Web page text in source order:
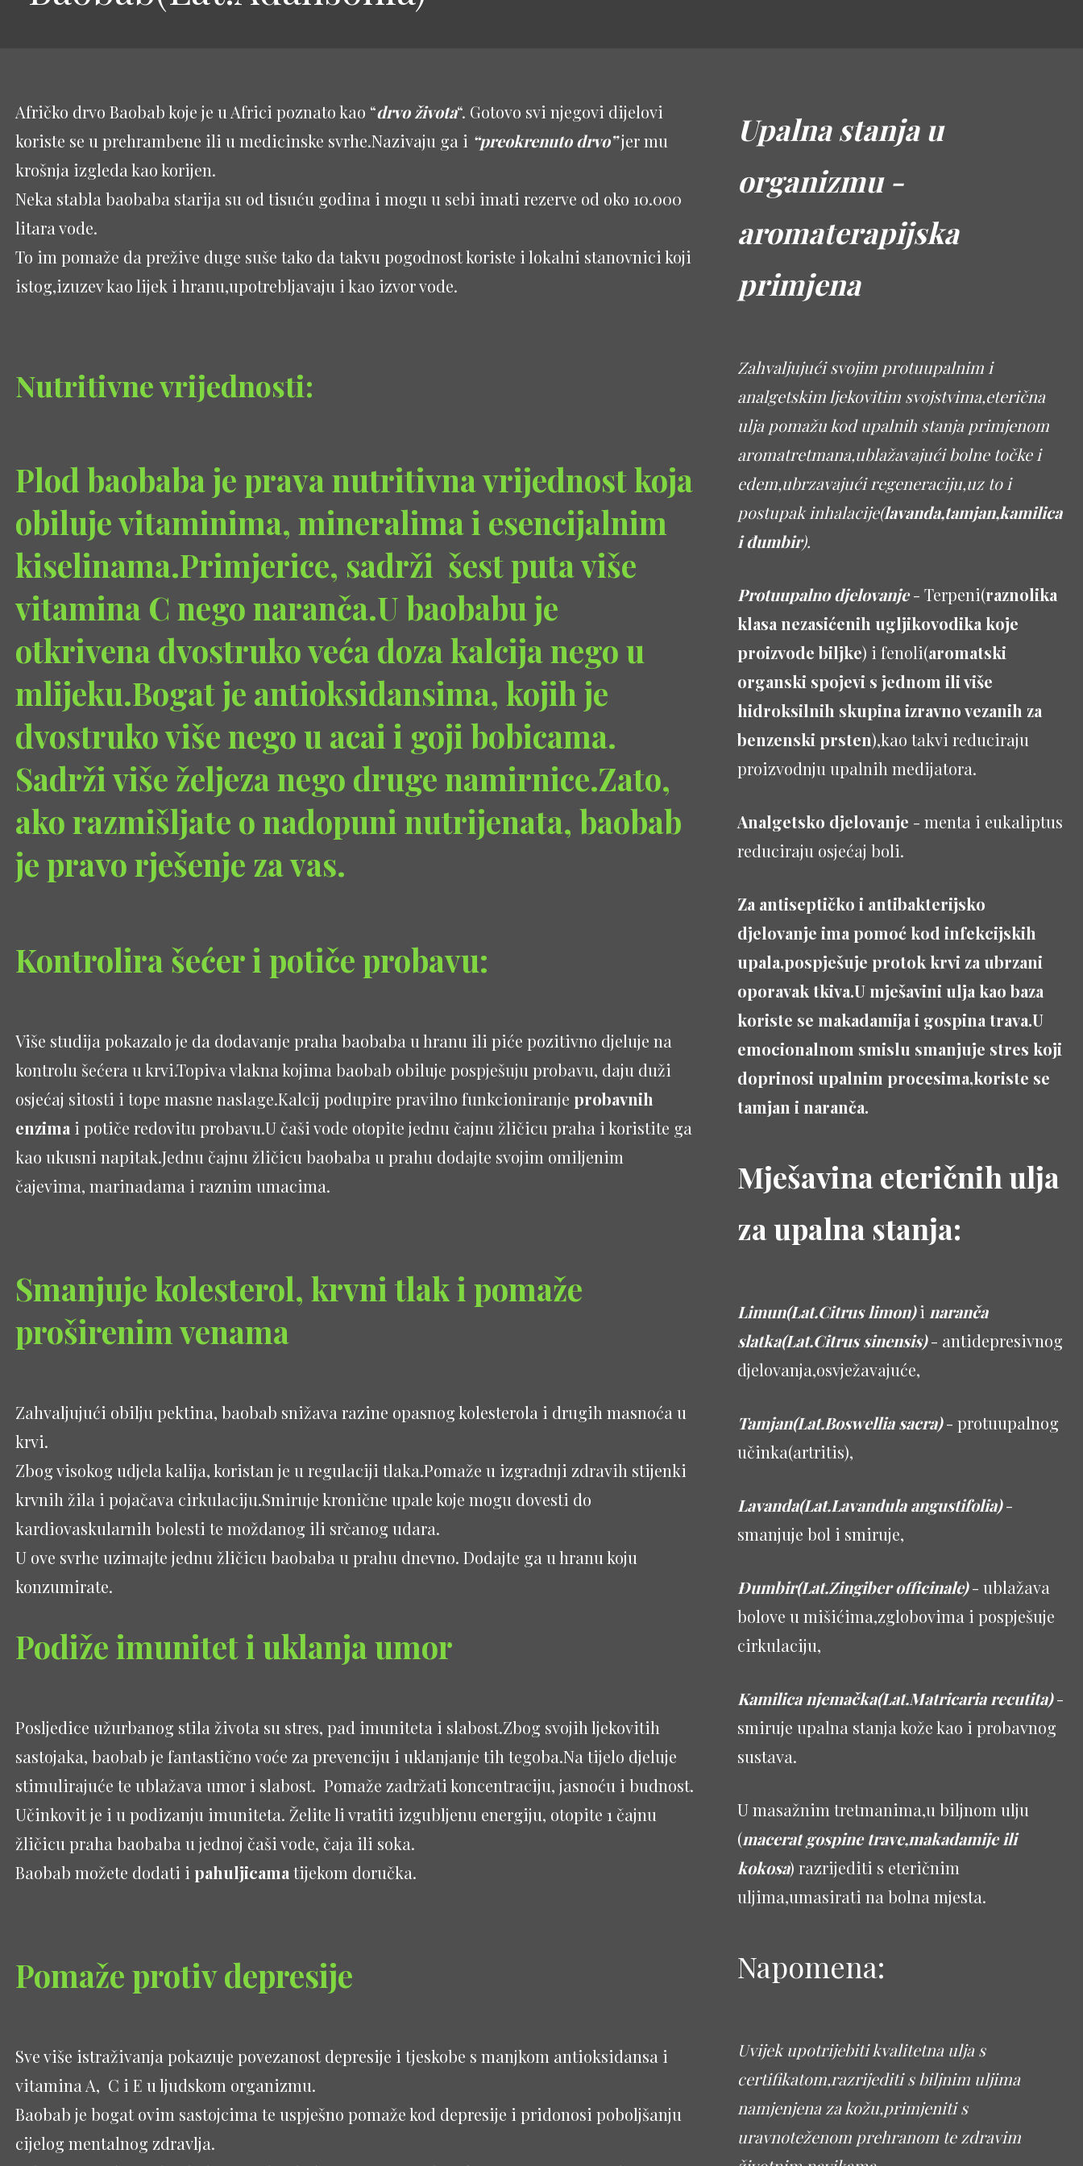
Afričko drvo Baobab koje je u Africi poznato kao “drvo života“. Gotovo svi njegovi dijelovi
koriste se u prehrambene ili u medicinske svrhe.Nazivaju ga i “preokrenuto drvo”jer mu
krošnja izgleda kao korijen.
Neka stabla baobaba starija su od tisuću godina i mogu u sebi imati rezerve od oko 10.000
litara vode.
To im pomaže da prežive duge suše tako da takvu pogodnost koriste i lokalni stanovnici koji
istog,izuzev kao lijek i hranu,upotrebljavaju i kao izvor vode.
Nutritivne vrijednosti:
Plod baobaba je prava nutritivna vrijednost koja
obiluje vitaminima, mineralima i esencijalnim
kiselinama.Primjerice, sadrži šest puta više
vitamina C nego naranča.U baobabu je
otkrivena dvostruko veća doza kalcija nego u
mlijeku.Bogat je antioksidansima, kojih je
dvostruko više nego u acai i goji bobicama.
Sadrži više željeza nego druge namirnice.Zato,
ako razmišljate o nadopuni nutrijenata, baobab
je pravo rješenje za vas.
Kontrolira šećer i potiče probavu:
Više studija pokazalo je da dodavanje praha baobaba u hranu ili piće pozitivno djeluje na
kontrolu šećera u krvi.Topiva vlakna kojima baobab obiluje pospješuju probavu, daju duži
osjećaj sitosti i tope masne naslage.Kalcij podupire pravilno funkcioniranje probavnih
enzima i potiče redovitu probavu.U čaši vode otopite jednu čajnu žličicu praha i koristite ga
kao ukusni napitak.Jednu čajnu žličicu baobaba u prahu dodajte svojim omiljenim
čajevima, marinadama i raznim umacima.
Smanjuje kolesterol, krvni tlak i pomaže
proširenim venama
Zahvaljujući obilju pektina, baobab snižava razine opasnog kolesterola i drugih masnoća u
krvi.
Zbog visokog udjela kalija, koristan je u regulaciji tlaka.Pomaže u izgradnji zdravih stijenki
krvnih žila i pojačava cirkulaciju.Smiruje kronične upale koje mogu dovesti do
kardiovaskularnih bolesti te moždanog ili srčanog udara.
U ove svrhe uzimajte jednu žličicu baobaba u prahu dnevno. Dodajte ga u hranu koju
konzumirate.
Podiže imunitet i uklanja umor
Posljedice užurbanog stila života su stres, pad imuniteta i slabost.Zbog svojih ljekovitih
sastojaka, baobab je fantastično voće za prevenciju i uklanjanje tih tegoba.Na tijelo djeluje
stimulirajuće te ublažava umor i slabost. Pomaže zadržati koncentraciju, jasnoću i budnost.
Učinkovit je i u podizanju imuniteta. Želite li vratiti izgubljenu energiju, otopite 1 čajnu
žličicu praha baobaba u jednoj čaši vode, čaja ili soka.
Baobab možete dodati i pahuljicama tijekom doručka.
Pomaže protiv depresije
Sve više istraživanja pokazuje povezanost depresije i tjeskobe s manjkom antioksidansa i
vitamina A, C i E u ljudskom organizmu.
Baobab je bogat ovim sastojcima te uspješno pomaže kod depresije i pridonosi poboljšanju
cijelog mentalnog zdravlja.
Upalna stanja u
organizmu -
aromaterapijska
primjena
Zahvaljujući svojim protuupalnim i
analgetskim ljekovitim svojstvima,eterična
ulja pomažu kod upalnih stanja primjenom
aromatretmana,ublažavajući bolne točke i
edem,ubrzavajući regeneraciju,uz to i
postupak inhalacije(lavanda,tamjan,kamilica
i đumbir).
Protuupalno djelovanje- Terpeni(raznolika
klasa nezasićenih ugljikovodika koje
proizvode biljke) i fenoli(aromatski
organski spojevi s jednom ili više
hidroksilnih skupina izravno vezanih za
benzenski prsten),kao takvi reduciraju
proizvodnju upalnih medijatora.
Analgetsko djelovanje - menta i eukaliptus
reduciraju osjećaj boli.
Za antiseptičko i antibakterijsko
djelovanje ima pomoć kod infekcijskih
upala,pospješuje protok krvi za ubrzani
oporavak tkiva.U mješavini ulja kao baza
koriste se makadamija i gospina trava.U
emocionalnom smislu smanjuje stres koji
doprinosi upalnim procesima,koriste se
tamjan i naranča.
Mješavina eteričnih ulja
za upalna stanja:
Limun(Lat.Citrus limon)i naranča
slatka(Lat.Citrus sinensis)- antidepresivnog
djelovanja,osvježavajuće,
Tamjan(Lat.Boswellia sacra)- protuupalnog
učinka(artritis),
Lavanda(Lat.Lavandula angustifolia)-
smanjuje bol i smiruje,
Đumbir(Lat.Zingiber officinale)- ublažava
bolove u mišićima,zglobovima i pospješuje
cirkulaciju,
Kamilica njemačka(Lat.Matricaria recutita)-
smiruje upalna stanja kože kao i probavnog
sustava.
U masažnim tretmanima,u biljnom ulju
(macerat gospine trave,makadamije ili
kokosa) razrijediti s eteričnim
uljima,umasirati na bolna mjesta.
Napomena:
Uvijek upotrijebiti kvalitetna ulja s
certifikatom,razrijediti s biljnim uljima
namjenjena za kožu,primjeniti s
uravnoteženom prehranom te zdravim